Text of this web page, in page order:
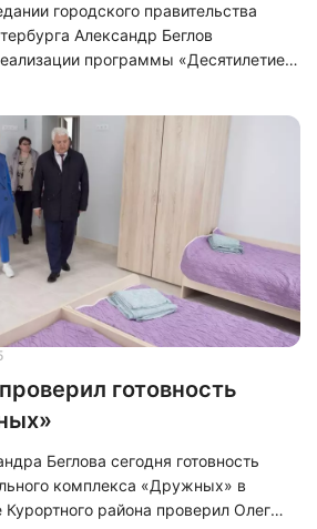
городского правительства
Александр Беглов
программы «Десятилетие
модернизацию
базы школ. В результате этой
получили современное
по робототехнике,
и аддитивным технологиям. Ещё
оборудованием для
готовность
Беглова сегодня готовность
комплекса «Дружных» в
района проверил Олег